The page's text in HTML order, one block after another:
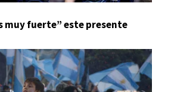
muy fuerte” este presente